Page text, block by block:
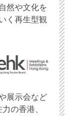
然や文化を
く再生型観
展示会など
の香港、